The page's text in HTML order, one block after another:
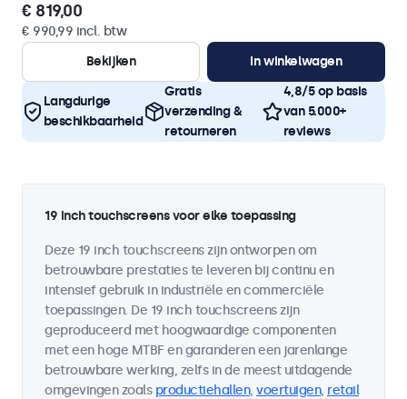
€ 819,00
€ 990,99 incl. btw
Bekijken
In winkelwagen
Langdurige
beschikbaarheid
Gratis
verzending &
retourneren
4,8/5 op basis
van 5.000+
reviews
19 inch touchscreens voor elke toepassing
Deze 19 inch touchscreens zijn ontworpen om
betrouwbare prestaties te leveren bij continu en
intensief gebruik in industriële en commerciële
toepassingen. De 19 inch touchscreens zijn
geproduceerd met hoogwaardige componenten
met een hoge MTBF en garanderen een jarenlange
betrouwbare werking, zelfs in de meest uitdagende
omgevingen zoals productiehallen, voertuigen, retail